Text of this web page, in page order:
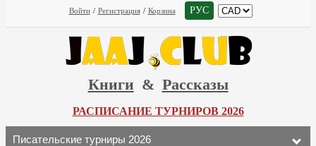
Войти / Регистрация / Корзина РУС
Книги & Рассказы
РАСПИСАНИЕ ТУРНИРОВ 2026
Писательские турниры 2026